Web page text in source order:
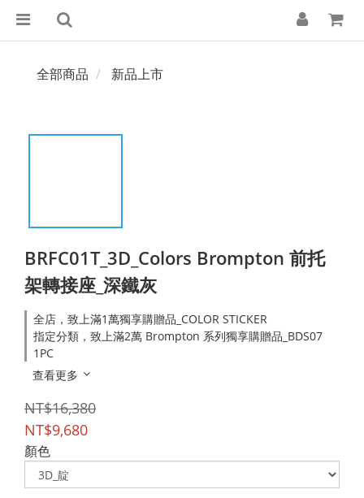
全部商品 新品上市
BRFC01T_3D_Colors Brompton 前托
架轉接座_深鐵灰
全店，致上滿1萬獨享購贈品_COLOR STICKER
指定分類，致上滿2萬 Brompton 系列獨享購贈品_BDS07
1PC
查看更多
NT$16,380
NT$9,680
顏色